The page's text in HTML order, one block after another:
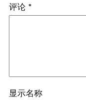
评论 *
显示名称